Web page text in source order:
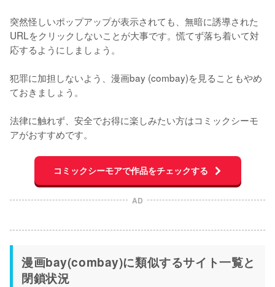
突然怪しいポップアップが表示されても、無暗に誘導された
URLをクリックしないことが大事です。慌てず落ち着いて対
応するようにしましょう。
犯罪に加担しないよう、漫画bay (combay)を見ることもやめ
ておきましょう。
法律に触れず、安全でお得に楽しみたい方はコミックシーモ
アがおすすめです。
コミックシーモアで作品をチェックする
AD
漫画bay(combay)に類似するサイト一覧と
閉鎖状況